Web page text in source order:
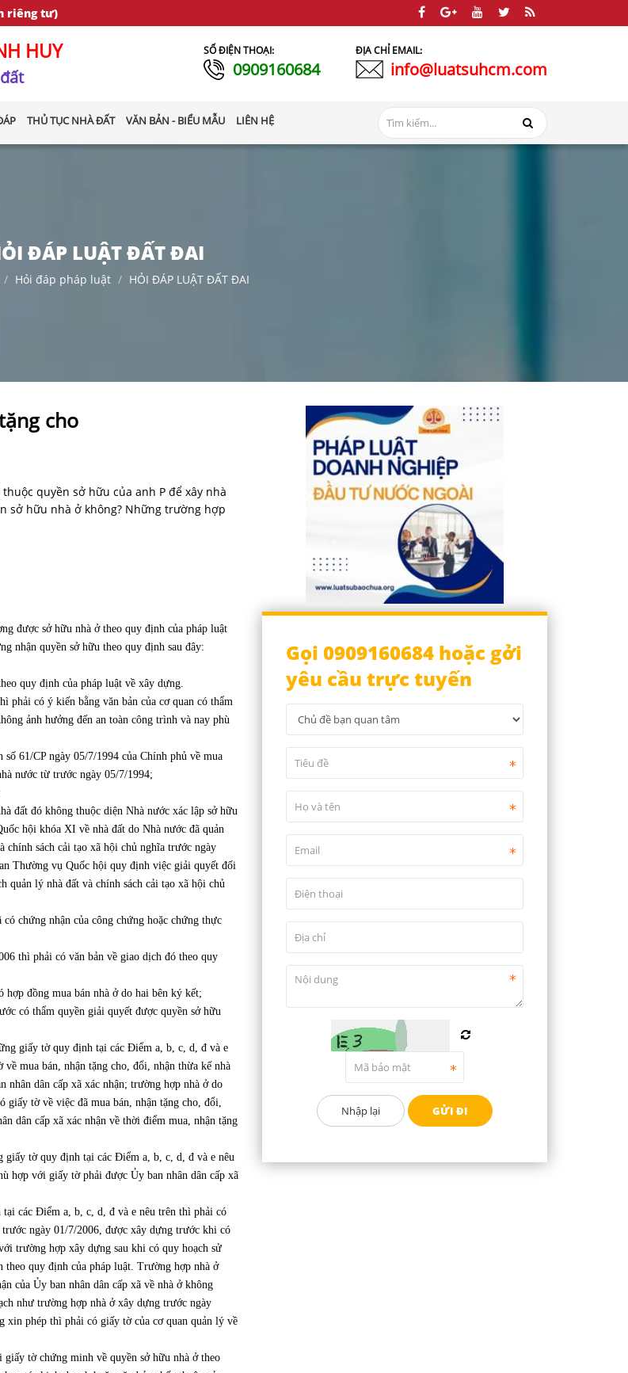
riêng tư)
HUY SỐ ĐIỆN THOẠI:
0909160684
ĐỊA CHỈ EMAIL:
info@luatsuhcm.com
THỦ TỤC NHÀ ĐẤT VĂN BẢN - BIỂU MẪU LIÊN HỆ
ĐÁP LUẬT ĐẤT ĐAI
Hỏi đáp pháp luật HỎI ĐÁP LUẬT ĐẤT ĐAI
cho
quyền sở hữu của anh P để xây nhà
sở hữu nhà ở không? Những trường hợp
được sở hữu nhà ở theo quy định của pháp luật
nhận quyền sở hữu theo quy định sau đây:
quy định của pháp luật về xây dựng.
phải có ý kiến bằng văn bản của cơ quan có thẩm
ảnh hưởng đến an toàn công trình và nay phù
61/CP ngày 05/7/1994 của Chính phủ về mua
nước từ trước ngày 05/7/1994;
đất đó không thuộc diện Nhà nước xác lập sở hữu
hội khóa XI về nhà đất do Nhà nước đã quản
sách cải tạo xã hội chủ nghĩa trước ngày
Thường vụ Quốc hội quy định việc giải quyết đối
quản lý nhà đất và chính sách cải tạo xã hội chủ
chứng nhận của công chứng hoặc chứng thực
thì phải có văn bản về giao dịch đó theo quy
đồng mua bán nhà ở do hai bên ký kết;
có thẩm quyền giải quyết được quyền sở hữu
giấy tờ quy định tại các Điểm a, b, c, d, đ và e
mua bán, nhận tặng cho, đổi, nhận thừa kế nhà
nhân dân cấp xã xác nhận; trường hợp nhà ở do
giấy tờ về việc đã mua bán, nhận tặng cho, đổi,
dân cấp xã xác nhận về thời điểm mua, nhận tặng
giấy tờ quy định tại các Điểm a, b, c, d, đ và e nêu
hợp với giấy tờ phải được Ủy ban nhân dân cấp xã
các Điểm a, b, c, d, đ và e nêu trên thì phải có
trước ngày 01/7/2006, được xây dựng trước khi có
trường hợp xây dựng sau khi có quy hoạch sử
quy định của pháp luật. Trường hợp nhà ở
của Ủy ban nhân dân cấp xã về nhà ở không
như trường hợp nhà ở xây dựng trước ngày
phép thì phải có giấy tờ của cơ quan quản lý về
tờ chứng minh về quyền sở hữu nhà ở theo
Gọi 0909160684 hoặc gởi
yêu cầu trực tuyến